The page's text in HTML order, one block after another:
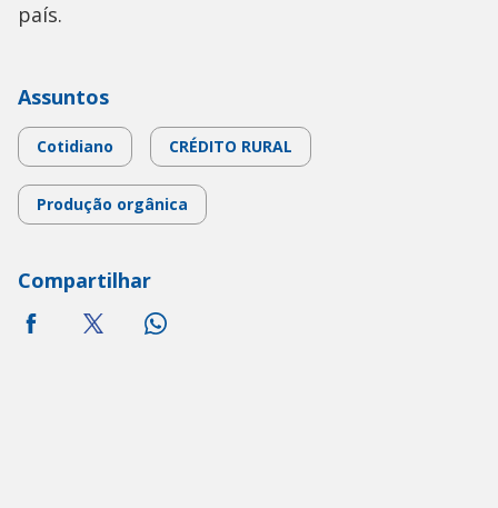
país.
Assuntos
Cotidiano CRÉDITO RURAL
Produção orgânica
Compartilhar